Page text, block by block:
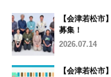
【会津若松市
募集！
2026.07.14
【会津若松市